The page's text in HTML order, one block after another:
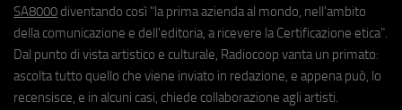
SA8000 diventando così "la prima azienda al mondo, nell'ambito
della comunicazione e dell'editoria, a ricevere la Certificazione etica".
Dal punto di vista artistico e culturale, Radiocoop vanta un primato:
ascolta tutto quello che viene inviato in redazione, e appena può, lo
recensisce, e in alcuni casi, chiede collaborazione agli artisti.